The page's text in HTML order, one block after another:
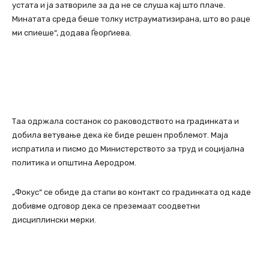
устата и ја затвориле за да не се слуша кај што плаче.
Минатата среда беше толку истрауматизирана, што во раце
ми спиеше“, додава Ѓеорѓиева.
Таа одржала состанок со раководството на градинката и
добила ветување дека ќе биде решен проблемот. Маја
испратила и писмо до Министерството за труд и социјална
политика и општина Аеродром.
„Фокус“ се обиде да стапи во контакт со градинката од каде
добивме одговор дека се преземаат соодветни
дисциплински мерки.